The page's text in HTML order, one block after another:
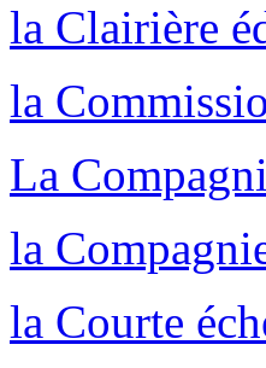
la Clairière
la
La
la
la Courte